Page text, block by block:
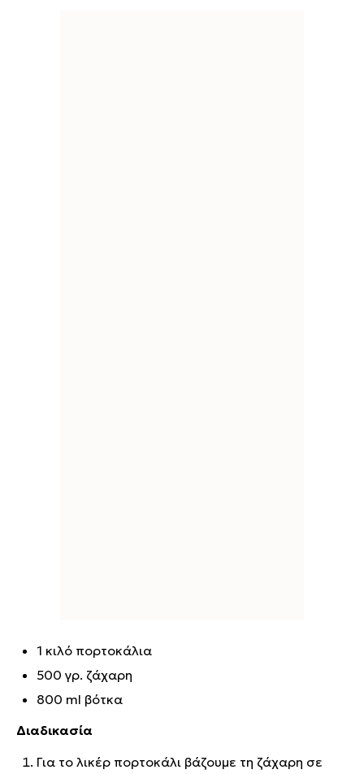
1 κιλό πορτοκάλια
500 γρ. ζάχαρη
800 ml βότκα
Διαδικασία
Για το λικέρ πορτοκάλι βάζουμε τη ζάχαρη σε